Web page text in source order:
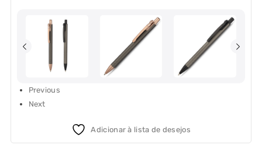
Previous
Next
Adicionar à lista de desejos